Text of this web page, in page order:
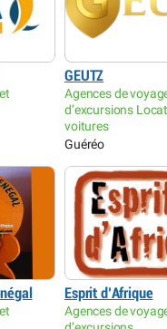
GEUTZ
Agences de
d’excursions
voitures
Guéréo
Esprit d’Afrique
Agences de